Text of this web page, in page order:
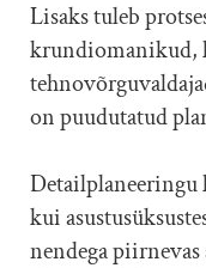
Lisaks tuleb
krundiomanikud,
on puudutatud
Detailplaneeringu
kui
nendega